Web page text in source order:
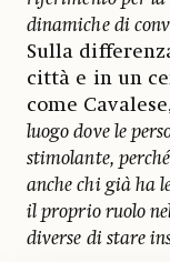
dinamiche di
Sulla
città e in un
come
luogo dove le
stimolante,
anche chi già ha
il proprio ruolo
diverse di stare